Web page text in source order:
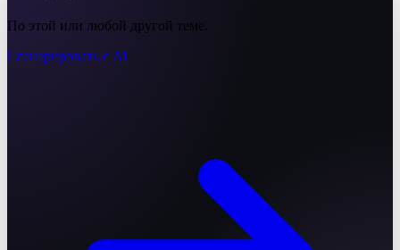
По этой или любой другой теме.
Сгенерировать с AI